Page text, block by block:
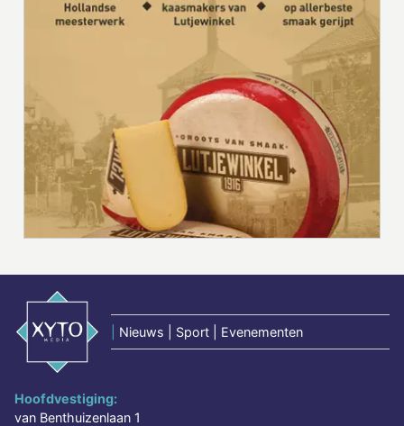
Nieuws | Sport | Evenementen
Hoofdvestiging:
van Benthuizenlaan 1